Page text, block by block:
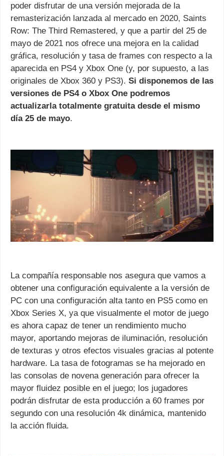
poder disfrutar de una versión mejorada de la
remasterización lanzada al mercado en 2020, Saints
Row: The Third Remastered, y que a partir del 25 de
mayo de 2021 nos ofrece una mejora en la calidad
gráfica, resolución y tasa de frames con respecto a la
aparecida en PS4 y Xbox One (y, por supuesto, a las
originales de Xbox 360 y PS3). Si disponemos de las
versiones de PS4 o Xbox One podremos
actualizarla totalmente gratuita desde el mismo
día 25 de mayo.
La compañía responsable nos asegura que vamos a
obtener una configuración equivalente a la versión de
PC con una configuración alta tanto en PS5 como en
Xbox Series X, ya que visualmente el motor de juego
es ahora capaz de tener un rendimiento mucho
mayor, aportando mejoras de iluminación, resolución
de texturas y otros efectos visuales gracias al potente
hardware. La tasa de fotogramas se ha mejorado en
las consolas de novena generación para ofrecer la
mayor fluidez posible en el juego; los jugadores
podrán disfrutar de esta producción a 60 frames por
segundo con una resolución 4k dinámica, mantenido
la acción fluida.